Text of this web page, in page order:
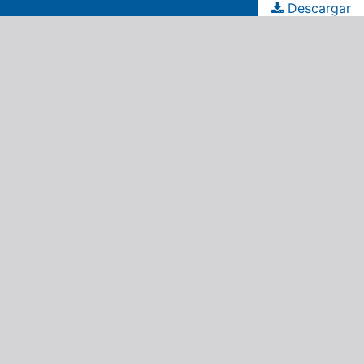
Descargar